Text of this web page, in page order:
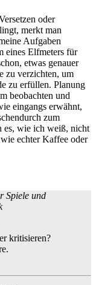
oder
merkt man
Aufgaben
eines Elfmeters für
etwas genauer
zu verzichten, um
zu erfüllen. Planung
beobachten und
eingangs erwähnt,
zum
es, wie ich weiß, nicht
echter Kaffee oder
Spiele und
kritisieren?